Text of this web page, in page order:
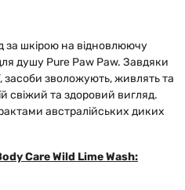
за шкірою на відновлюючу
душу Pure Paw Paw. Завдяки
зволожують, живлять та
свіжий та здоровий вигляд.
австралійських диких
Care Wild Lime Wash: